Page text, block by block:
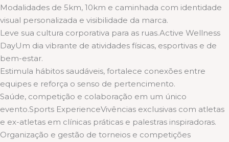
Modalidades de 5km, 10km e caminhada com identidade
visual personalizada e visibilidade da marca.
Leve sua cultura corporativa para as ruas.Active Wellness
DayUm dia vibrante de atividades físicas, esportivas e de
bem-estar.
Estimula hábitos saudáveis, fortalece conexões entre
equipes e reforça o senso de pertencimento.
Saúde, competição e colaboração em um único
evento.Sports ExperienceVivências exclusivas com atletas
e ex-atletas em clínicas práticas e palestras inspiradoras.
Organização e gestão de torneios e competições